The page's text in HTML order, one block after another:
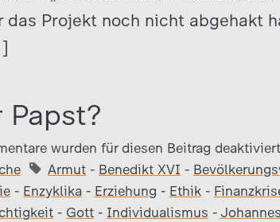
das Projekt noch nicht abgehakt
Papst?
wurden für diesen Beitrag
Armut - Benedikt XVI -
- Enzyklika - Erziehung - Ethik -
- Gott - Individualismus -